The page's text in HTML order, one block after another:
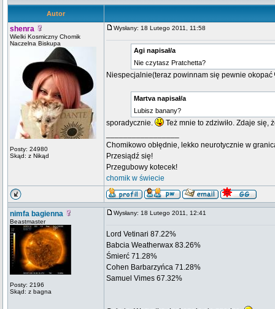
Autor
shenra
Wielki Kosmiczny Chomik
Naczelna Biskupa
Posty: 24980
Skąd: z Nikąd
Wysłany: 18 Lutego 2011, 11:58
Agi napisał/a
Nie czytasz Pratchetta?
Niespecjalnie(teraz powinnam się pewnie okopać
Martva napisał/a
Lubisz banany?
sporadycznie.
Też mnie to zdziwiło. Zdaje
Chomikowo obłędnie, lekko neurotycznie w
Przesiądź się!
Przegubowy kotecek!
chomik w świecie
nimfa bagienna
Beastmaster
Posty: 2196
Skąd: z bagna
Wysłany: 18 Lutego 2011, 12:41
Lord Vetinari 87.22%
Babcia Weatherwax 83.26%
Śmierć 71.28%
Cohen Barbarzyńca 71.28%
Samuel Vimes 67.32%